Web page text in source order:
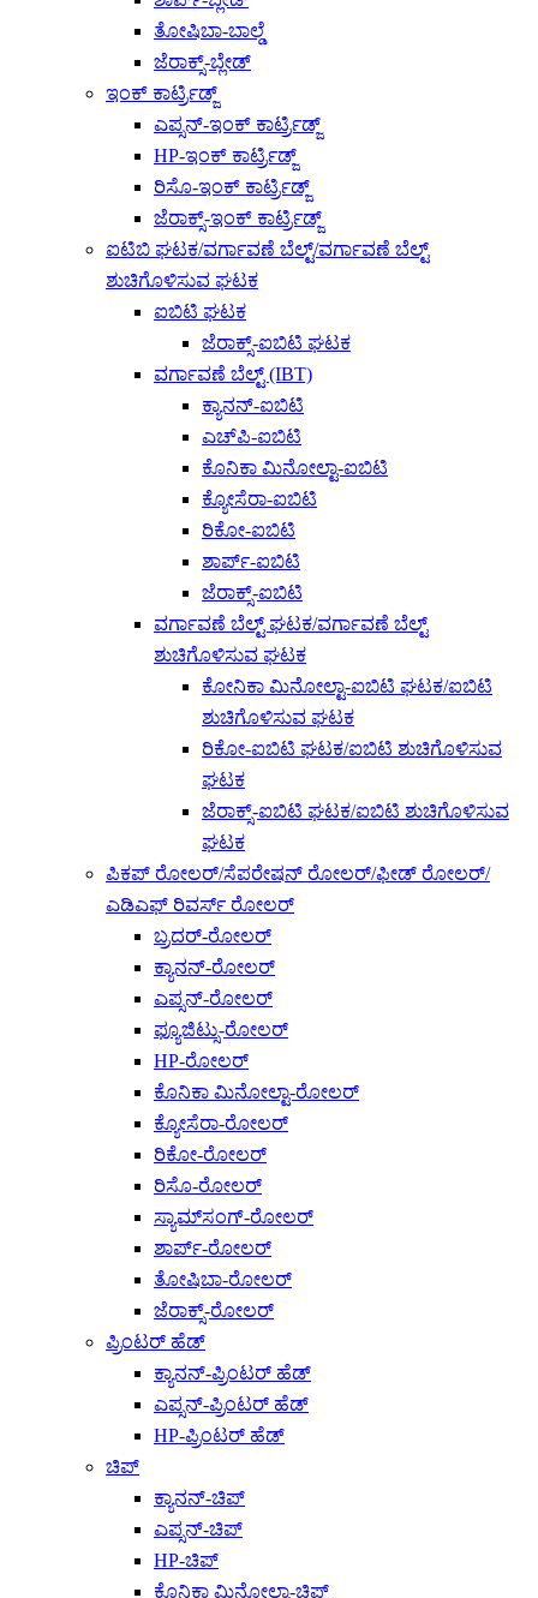
ತೋಷಿಬಾ-ಬಾಲ್ಡೆ
ಜೆರಾಕ್ಸ್-ಬ್ಲೇಡ್
ಇಂಕ್ ಕಾರ್ಟ್ರಿಡ್ಜ್
ಎಪ್ಸನ್-ಇಂಕ್ ಕಾರ್ಟ್ರಿಡ್ಜ್
HP-ಇಂಕ್ ಕಾರ್ಟ್ರಿಡ್ಜ್
ರಿಸೊ-ಇಂಕ್ ಕಾರ್ಟ್ರಿಡ್ಜ್
ಜೆರಾಕ್ಸ್-ಇಂಕ್ ಕಾರ್ಟ್ರಿಡ್ಜ್
ಐಟಿಬಿ ಘಟಕ/ವರ್ಗಾವಣೆ ಬೆಲ್ಟ್/ವರ್ಗಾವಣೆ ಬೆಲ್ಟ್
ಶುಚಿಗೊಳಿಸುವ ಘಟಕ
ಐಬಿಟಿ ಘಟಕ
ಜೆರಾಕ್ಸ್-ಐಬಿಟಿ ಘಟಕ
ವರ್ಗಾವಣೆ ಬೆಲ್ಟ್ (IBT)
ಕ್ಯಾನನ್-ಐಬಿಟಿ
ಎಚ್‌ಪಿ-ಐಬಿಟಿ
ಕೊನಿಕಾ ಮಿನೋಲ್ಟಾ-ಐಬಿಟಿ
ಕ್ಯೋಸೆರಾ-ಐಬಿಟಿ
ರಿಕೋ-ಐಬಿಟಿ
ಶಾರ್ಪ್-ಐಬಿಟಿ
ಜೆರಾಕ್ಸ್-ಐಬಿಟಿ
ವರ್ಗಾವಣೆ ಬೆಲ್ಟ್ ಘಟಕ/ವರ್ಗಾವಣೆ ಬೆಲ್ಟ್
ಶುಚಿಗೊಳಿಸುವ ಘಟಕ
ಕೋನಿಕಾ ಮಿನೋಲ್ಟಾ-ಐಬಿಟಿ ಘಟಕ/ಐಬಿಟಿ
ಶುಚಿಗೊಳಿಸುವ ಘಟಕ
ರಿಕೋ-ಐಬಿಟಿ ಘಟಕ/ಐಬಿಟಿ ಶುಚಿಗೊಳಿಸುವ
ಘಟಕ
ಜೆರಾಕ್ಸ್-ಐಬಿಟಿ ಘಟಕ/ಐಬಿಟಿ ಶುಚಿಗೊಳಿಸುವ
ಘಟಕ
ಪಿಕಪ್ ರೋಲರ್/ಸೆಪರೇಷನ್ ರೋಲರ್/ಫೀಡ್ ರೋಲರ್/
ಎಡಿಎಫ್ ರಿವರ್ಸ್ ರೋಲರ್
ಬ್ರದರ್-ರೋಲರ್
ಕ್ಯಾನನ್-ರೋಲರ್
ಎಪ್ಸನ್-ರೋಲರ್
ಫ್ಯೂಜಿಟ್ಸು-ರೋಲರ್
HP-ರೋಲರ್
ಕೊನಿಕಾ ಮಿನೋಲ್ಟಾ-ರೋಲರ್
ಕ್ಯೋಸೆರಾ-ರೋಲರ್
ರಿಕೋ-ರೋಲರ್
ರಿಸೊ-ರೋಲರ್
ಸ್ಯಾಮ್‌ಸಂಗ್-ರೋಲರ್
ಶಾರ್ಪ್-ರೋಲರ್
ತೋಷಿಬಾ-ರೋಲರ್
ಜೆರಾಕ್ಸ್-ರೋಲರ್
ಪ್ರಿಂಟರ್ ಹೆಡ್
ಕ್ಯಾನನ್-ಪ್ರಿಂಟರ್ ಹೆಡ್
ಎಪ್ಸನ್-ಪ್ರಿಂಟರ್ ಹೆಡ್
HP-ಪ್ರಿಂಟರ್ ಹೆಡ್
ಚಿಪ್
ಕ್ಯಾನನ್-ಚಿಪ್
ಎಪ್ಸನ್-ಚಿಪ್
HP-ಚಿಪ್
ಕೊನಿಕಾ ಮಿನೋಲ್ಟಾ-ಚಿಪ್